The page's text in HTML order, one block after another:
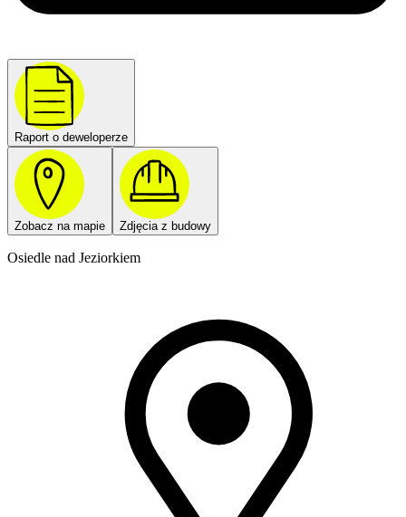
Raport o deweloperze
Zobacz na mapie Zdjęcia z budowy
Osiedle nad Jeziorkiem